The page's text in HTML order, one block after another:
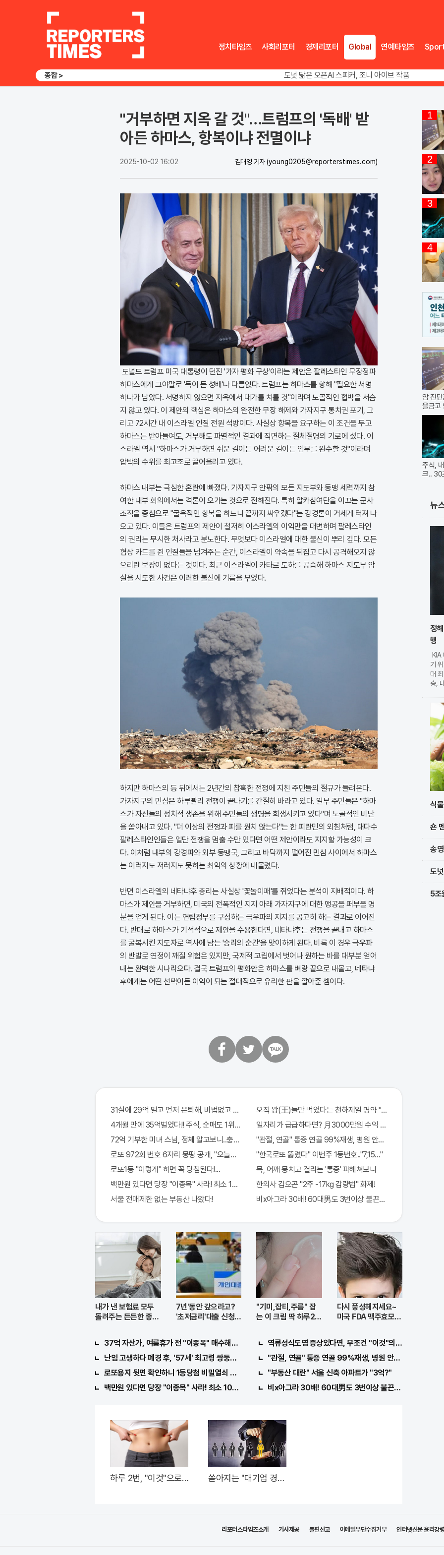
정치타임즈
사회리포터 경제리포터 Global 연예타임즈
종합 >
도넛 닮은 오픈AI 스피커, 조니 아이브 작품
아파트 방에서 들린 쉭쉭 소리‥코브라였다
"거부하면 지옥 갈 것"…트럼프의 '독배' 받
아든 하마스, 항복이냐 전멸이냐
2025-10-02 16:02 김대영 기자 (young0205@reporterstimes.com)
도널드 트럼프 미국 대통령이 던진 '가자 평화 구상'이라는 제안은 팔레스타인 무장정파
하마스에게 그야말로 '독이 든 성배'나 다름없다. 트럼프는 하마스를 향해 "필요한 서명
하나가 남았다. 서명하지 않으면 지옥에서 대가를 치를 것"이라며 노골적인 협박을 서슴
지 않고 있다. 이 제안의 핵심은 하마스의 완전한 무장 해제와 가자지구 통치권 포기, 그
리고 72시간 내 이스라엘 인질 전원 석방이다. 사실상 항복을 요구하는 이 조건을 두고
하마스는 받아들여도, 거부해도 파멸적인 결과에 직면하는 절체절명의 기로에 섰다. 이
스라엘 역시 "하마스가 거부하면 쉬운 길이든 어려운 길이든 임무를 완수할 것"이라며
압박의 수위를 최고조로 끌어올리고 있다.
하마스 내부는 극심한 혼란에 빠졌다. 가자지구 안팎의 모든 지도부와 동맹 세력까지 참
여한 내부 회의에서는 격론이 오가는 것으로 전해진다. 특히 알카삼여단을 이끄는 군사
조직을 중심으로 "굴욕적인 항복을 하느니 끝까지 싸우겠다"는 강경론이 거세게 터져 나
오고 있다. 이들은 트럼프의 제안이 철저히 이스라엘의 이익만을 대변하며 팔레스타인
의 권리는 무시한 처사라고 분노한다. 무엇보다 이스라엘에 대한 불신이 뿌리 깊다. 모든
협상 카드를 쥔 인질들을 넘겨주는 순간, 이스라엘이 약속을 뒤집고 다시 공격해오지 않
으리란 보장이 없다는 것이다. 최근 이스라엘이 카타르 도하를 공습해 하마스 지도부 암
살을 시도한 사건은 이러한 불신에 기름을 부었다.
하지만 하마스의 등 뒤에서는 2년간의 참혹한 전쟁에 지친 주민들의 절규가 들려온다.
가자지구의 민심은 하루빨리 전쟁이 끝나기를 간절히 바라고 있다. 일부 주민들은 "하마
스가 자신들의 정치적 생존을 위해 주민들의 생명을 희생시키고 있다"며 노골적인 비난
을 쏟아내고 있다. "더 이상의 전쟁과 피를 원치 않는다"는 한 피란민의 외침처럼, 대다수
팔레스타인인들은 일단 전쟁을 멈출 수만 있다면 어떤 제안이라도 지지할 가능성이 크
다. 이처럼 내부의 강경파와 외부 동맹국, 그리고 바닥까지 떨어진 민심 사이에서 하마스
는 이러지도 저러지도 못하는 최악의 상황에 내몰렸다.
반면 이스라엘의 네타냐후 총리는 사실상 '꽃놀이패'를 쥐었다는 분석이 지배적이다. 하
마스가 제안을 거부하면, 미국의 전폭적인 지지 아래 가자지구에 대한 맹공을 퍼부을 명
분을 얻게 된다. 이는 연립정부를 구성하는 극우파의 지지를 공고히 하는 결과로 이어진
다. 반대로 하마스가 기적적으로 제안을 수용한다면, 네타냐후는 전쟁을 끝내고 하마스
를 굴복시킨 지도자로 역사에 남는 '승리의 순간'을 맞이하게 된다. 비록 이 경우 극우파
의 반발로 연정이 깨질 위험은 있지만, 국제적 고립에서 벗어나 원하는 바를 대부분 얻어
내는 완벽한 시나리오다. 결국 트럼프의 평화안은 하마스를 벼랑 끝으로 내몰고, 네타냐
후에게는 어떤 선택이든 이익이 되는 절대적으로 유리한 판을 깔아준 셈이다.
북
톡
31살에 29억 벌고 먼저 은퇴해, 비법없고 규칙만 지켰다!
4개월 만에 35억벌었다!! 주식, 순매도 1위종목..."충격"
72억 기부한 미녀 스님, 정체 알고보니..충격!
로또 972회 번호 6자리 몽땅 공개, "오늘만" 무료니까 꼭 오늘 확인하세요.
로또1등 "이렇게" 하면 꼭 당첨된다!...
백만원 있다면 당장 "이종목" 사라! 최소 1000배 이상 증가...충격!!
서울 전매제한 없는 부동산 나왔다!
오직 왕(王)들만 먹었다는 천하제일 명약 "침향" 싹쓰리 완판!!
일자리가 급급하다면? 月3000만원 수익 가능한 이 "자격증" 주
"관절, 연골" 통증 연골 99%재생, 병원 안가도돼... "충격"
"한국로또 뚫렸다" 이번주 1등번호.."7,15…"
목, 어깨 뭉치고 결리는 '통증' 파헤쳐보니
한의사 김오곤 "2주 -17kg 감량법" 화제!
비x아그라 30배! 60대男도 3번이상 불끈불끈!
내가 낸 보험료 모두
돌려주는 든든한 종신
7년'동안 갚으라고?
'초저금리'대출 신청자
"기미,잡티,주름" 잡
는 이 크림 딱 하루2번
다시 풍성해지세요~
미국 FDA 맥주효모샴
37억 자산가, 여름휴가 전 "이종목" 매수해라!! 한달
난임 고생하다 폐경 후, '57세' 최고령 쌍둥이 출산?
로또용지 뒷면 확인하니 1등당첨 비밀열쇠 발견돼
백만원 있다면 당장 "이종목" 사라! 최소 1000배 이상 증가...충격!!
역류성식도염 증상있다면, 무조건 "이것"의심하세요. 간단치
"관절, 연골" 통증 연골 99%재생, 병원 안가도돼... "충격"
"부동산 대란" 서울 신축 아파트가 "3억?"
비x아그라 30배! 60대男도 3번이상 불끈불끈!
하루 2번, "이것"으로
쏟아지는 "대기업 경력
1
2
3
4
암 진
을금고
주식,
크.. 30
뉴
정
행
KIA
기
대
승,
가
식
숀
송
도
5조
리포터스타임즈소개 기사제공 불편신고 이메일무단수집거부 인터넷신문 윤리강령